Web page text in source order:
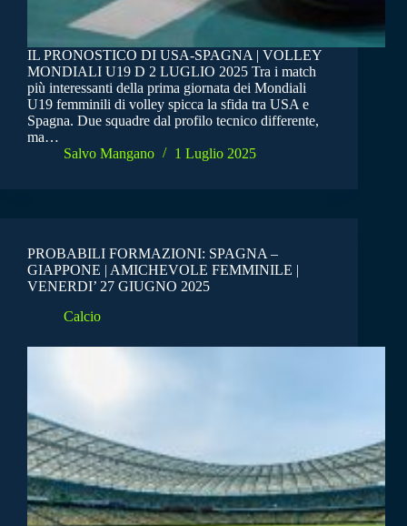
IL PRONOSTICO DI USA-SPAGNA | VOLLEY
MONDIALI U19 D 2 LUGLIO 2025 Tra i match
più interessanti della prima giornata dei Mondiali
U19 femminili di volley spicca la sfida tra USA e
Spagna. Due squadre dal profilo tecnico differente,
ma…
Salvo Mangano
1 Luglio 2025
PROBABILI FORMAZIONI: SPAGNA –
GIAPPONE | AMICHEVOLE FEMMINILE |
VENERDI’ 27 GIUGNO 2025
Calcio